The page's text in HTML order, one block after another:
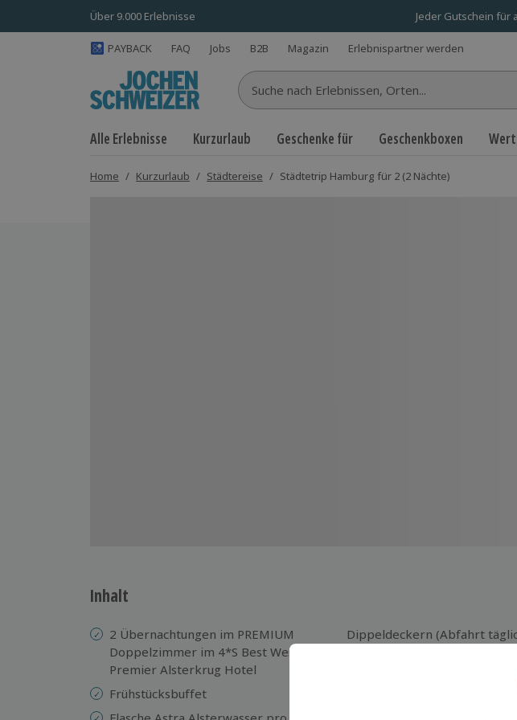
Über 9.000 Erlebnisse Jeder Gutschein für
PAYBACK FAQ Jobs B2B Magazin Erlebnispartner werden
Suche nach Erlebnissen...
Alle Erlebnisse Kurzurlaub Geschenke für Geschenkboxen
Home / Kurzurlaub / Städtereise / Städtetrip Hamburg für 2 (2 Nächte)
Inhalt
2 Übernachtungen im PREMIUM
Doppelzimmer im 4*S Best Western
Premier Alsterkrug Hotel
Frühstücksbuffet
Dippeldeckern (Abfahrt
WLAN, Smart-TV mit